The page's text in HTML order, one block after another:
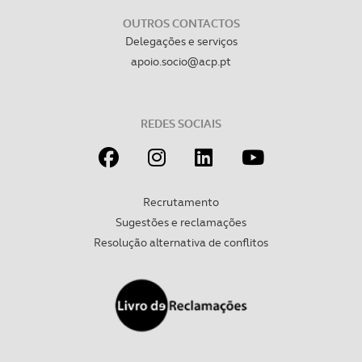
Realçamos que o bloqueio de certo tipo de Cookies e
tecnologias similares pode ter impacto na sua
OUTROS CONTACTOS
Delegações e serviços
apoio.socio@acp.pt
REDES SOCIAIS
Recrutamento
Sugestões e reclamações
Resolução alternativa de conflitos